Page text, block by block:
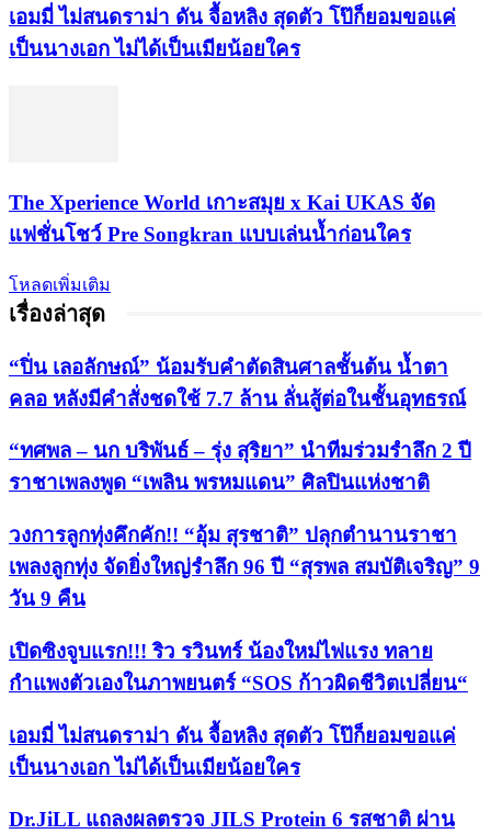
เอมมี่ ไม่สนดราม่า ดัน จื้อหลิง สุดตัว โป๊ก็ยอมขอแค่
เป็นนางเอก ไม่ได้เป็นเมียน้อยใคร
​The Xperience World เกาะสมุย x Kai UKAS จัด
แฟชั่นโชว์ Pre Songkran แบบเล่นน้ำก่อนใคร
โหลดเพิ่มเติม
เรื่องล่าสุด
“ปิ่น เลอลักษณ์” น้อมรับคำตัดสินศาลชั้นต้น น้ำตา
คลอ หลังมีคำสั่งชดใช้ 7.7 ล้าน ลั่นสู้ต่อในชั้นอุทธรณ์
“ทศพล – นก บริพันธ์ – รุ่ง สุริยา” นำทีมร่วมรำลึก 2 ปี
ราชาเพลงพูด “เพลิน พรหมแดน” ศิลปินแห่งชาติ
วงการลูกทุ่งคึกคัก!! “อุ้ม สุรชาติ” ปลุกตำนานราชา
เพลงลูกทุ่ง จัดยิ่งใหญ่รำลึก 96 ปี “สุรพล สมบัติเจริญ” 9
วัน 9 คืน
เปิดซิงจูบแรก!!! ริว รวินทร์ น้องใหม่ไฟแรง ทลาย
กำแพงตัวเองในภาพยนตร์ “SOS ก้าวผิดชีวิตเปลี่ยน“
เอมมี่ ไม่สนดราม่า ดัน จื้อหลิง สุดตัว โป๊ก็ยอมขอแค่
เป็นนางเอก ไม่ได้เป็นเมียน้อยใคร
Dr.JiLL แถลงผลตรวจ JILS Protein 6 รสชาติ ผ่าน